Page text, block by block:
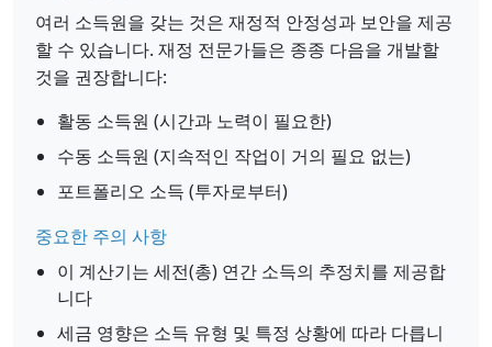
여러 소득원을 갖는 것은 재정적 안정성과 보안을 제공
할 수 있습니다. 재정 전문가들은 종종 다음을 개발할
것을 권장합니다:
활동 소득원 (시간과 노력이 필요한)
수동 소득원 (지속적인 작업이 거의 필요 없는)
포트폴리오 소득 (투자로부터)
중요한 주의 사항
이 계산기는 세전(총) 연간 소득의 추정치를 제공합
니다
세금 영향은 소득 유형 및 특정 상황에 따라 다릅니